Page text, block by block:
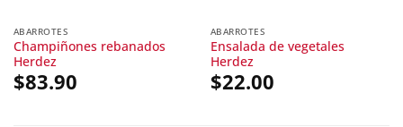
ABARROTES
Champiñones rebanados
Herdez
$83.90
ABARROTES
Ensalada de vegetales
Herdez
$22.00